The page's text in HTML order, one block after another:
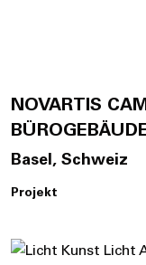
NOVARTIS
Basel, Schweiz
Projekt